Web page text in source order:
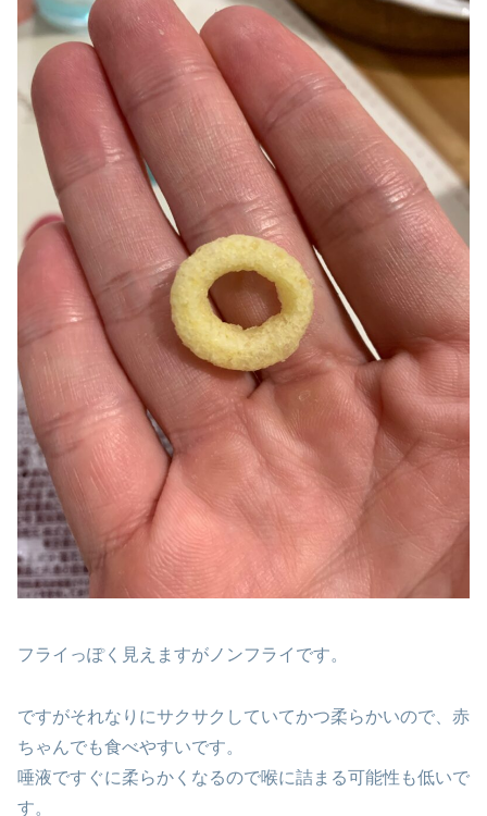
フライっぽく見えますがノンフライです。
ですがそれなりにサクサクしていてかつ柔らかいので、赤
ちゃんでも食べやすいです。
唾液ですぐに柔らかくなるので喉に詰まる可能性も低いで
す。